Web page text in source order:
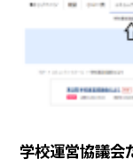
学校運営協議会